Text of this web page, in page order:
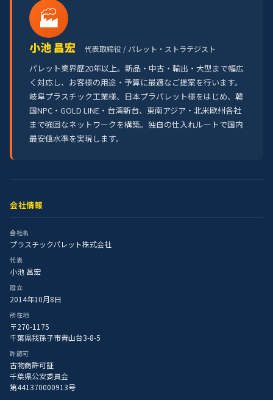
🏭
小池 昌宏 代表取締役 / パレット・ストラテジスト
パレット業界歴20年以上。新品・中古・輸出・大型まで幅広
く対応し、お客様の用途・予算に最適なご提案を行います。
岐阜プラスチック工業様、日本プラパレット様をはじめ、韓
国NPC・GOLD LINE・台湾新台、東南アジア・北米欧州各社
まで強固なネットワークを構築。独自の仕入れルートで国内
最安値水準を実現します。
会社情報
会社名
プラスチックパレット株式会社
代表
小池 昌宏
設立
2014年10月8日
所在地
〒270-1175
千葉県我孫子市青山台3-8-5
許認可
古物商許可証
千葉県公安委員会
第441370000913号